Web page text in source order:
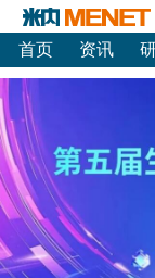
首页 资讯